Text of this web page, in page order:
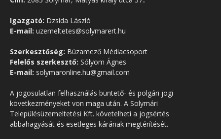
Igazgató: Dzsida László
E-mail: uzemeltetes@solymarert.hu
Szerkesztőség: Búzamező Médiacsoport
Felelős szerkesztő: Sólyom Ágnes
E-mail: solymaronline.hu@gmail.com
A jogosulatlan felhasználás büntető- és polgári jogi
következményeket von maga után. A Solymári
Településüzemeltetési Kft. követelheti a jogsértés
abbahagyását és esetleges kárának megtérítését.